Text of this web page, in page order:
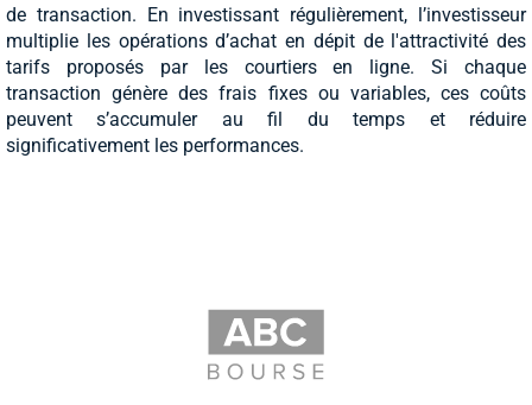
de transaction. En investissant régulièrement, l’investisseur
multiplie les opérations d’achat en dépit de l'attractivité des
tarifs proposés par les courtiers en ligne. Si chaque
transaction génère des frais fixes ou variables, ces coûts
peuvent s’accumuler au fil du temps et réduire
significativement les performances.